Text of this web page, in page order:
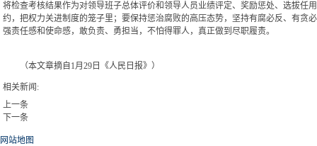
将检查考核结果作为对领导班子总体评价和领导人员业绩评定、奖励惩处、选拔
约，把权力关进制度的笼子里；要保持惩治腐败的高压态势，坚持有腐必反、有
强责任感和使命感，敢负责、勇担当，不怕得罪人，真正做到尽职履责。
（本文章摘自1月29日《人民日报》）
相关新闻:
上一条
下一条
网站地图